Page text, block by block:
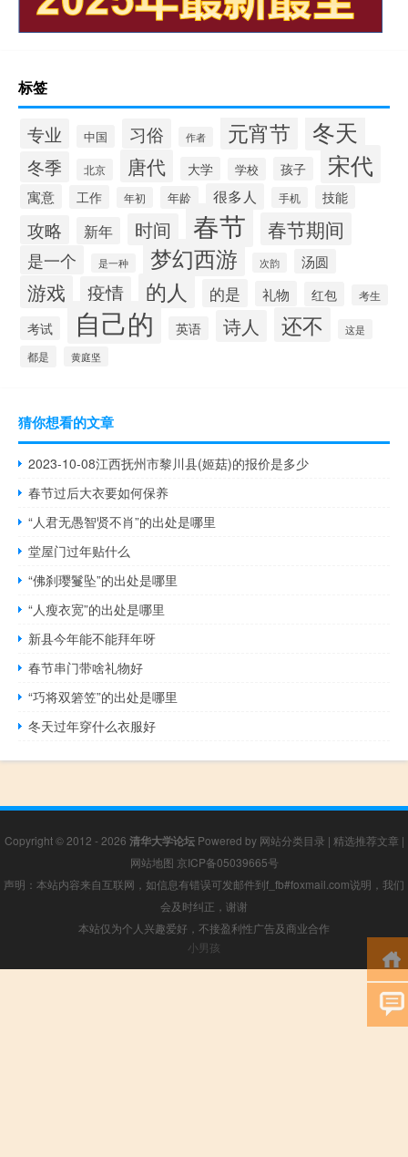
标签
专业 中国 习俗 作者 元宵节 冬天
冬季 北京 唐代 大学 学校 孩子 宋代
寓意 工作 年初 年龄 很多人 手机 技能
攻略 新年 时间 春节 春节期间
是一个 是一种 梦幻西游 次韵 汤圆
游戏 疫情 的人 的是 礼物 红包 考生
考试 自己的 英语 诗人 还不 这是
都是 黄庭坚
猜你想看的文章
2023-10-08江西抚州市黎川县(姬菇)的报价是多少
春节过后大衣要如何保养
“人君无愚智贤不肖”的出处是哪里
堂屋门过年贴什么
“佛刹璎鬘坠”的出处是哪里
“人瘦衣宽”的出处是哪里
新县今年能不能拜年呀
春节串门带啥礼物好
“巧将双箬笠”的出处是哪里
冬天过年穿什么衣服好
Copyright © 2012 - 2026 清华大学论坛Powered by 网站分类目录 | 精选推荐文章 |
网站地图 京ICP备05039665号
声明：本站内容来自互联网，如信息有错误可发邮件到f_fb#foxmail.com说明，我们
会及时纠正，谢谢
本站仅为个人兴趣爱好，不接盈利性广告及商业合作
小男孩